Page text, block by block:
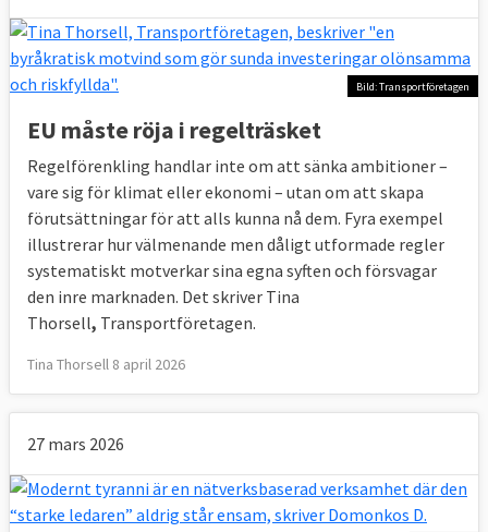
Bild: Transportföretagen
EU måste röja i regelträsket
Regelförenkling handlar inte om att sänka ambitioner –
vare sig för klimat eller ekonomi – utan om att skapa
förutsättningar för att alls kunna nå dem. Fyra exempel
illustrerar hur välmenande men dåligt utformade regler
systematiskt motverkar sina egna syften och försvagar
den inre marknaden. Det skriver Tina
Thorsell, Transportföretagen.
Tina Thorsell 8 april 2026
27 mars 2026